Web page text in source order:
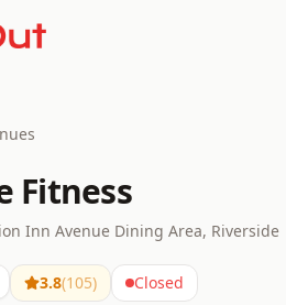
Fitness
Inn Avenue Dining Area, Riverside
3.8(105) Closed